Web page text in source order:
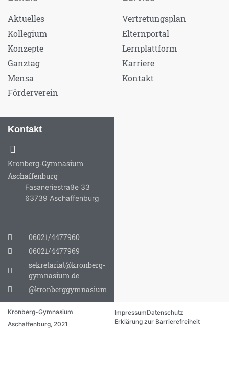
Aktuelles
Kollegium
Konzepte
Ganztag
Mensa
Förderverein
Vertretungsplan
Elternportal
Lernplattform
Karriere
Kontakt
Kontakt
Kronberg-Gymnasium
Aschaffenburg
Fasaneriestraße 33
63739 Aschaffenburg
06021/4477960
06021/4477969
sekretariat@kronberg-
gymnasium.de
@kronberggymnasium
Kronberg-Gymnasium
Aschaffenburg, 2021
ImpressumDatenschutz
Erklärung zur Barrierefreiheit